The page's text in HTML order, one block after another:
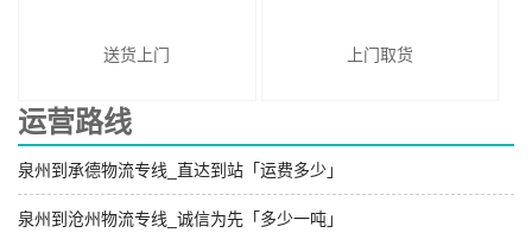
送货上门 上门取货
运营路线
泉州到承德物流专线_直达到站「运费多少」
泉州到沧州物流专线_诚信为先「多少一吨」